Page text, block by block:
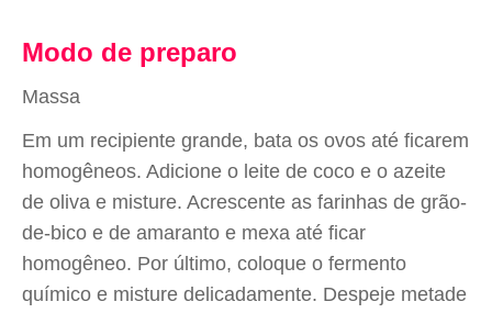
Modo de preparo
Massa
Em um recipiente grande, bata os ovos até ficarem
homogêneos. Adicione o leite de coco e o azeite
de oliva e misture. Acrescente as farinhas de grão-
de-bico e de amaranto e mexa até ficar
homogêneo. Por último, coloque o fermento
químico e misture delicadamente. Despeje metade